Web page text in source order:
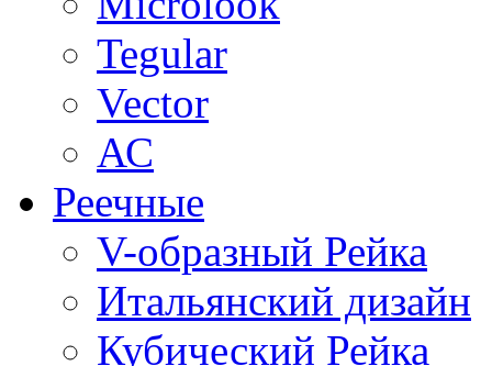
Tegular
Vector
АС
Реечные
V-образный Рейка
Итальянский дизайн
Кубический Рейка